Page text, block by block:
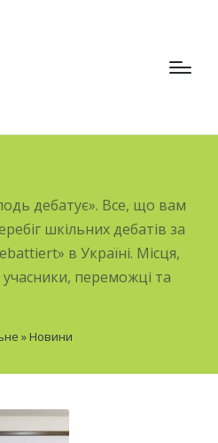
дебатує». Все, що вам
шкільних дебатів за
в Україні. Місця,
переможці та
» Новини